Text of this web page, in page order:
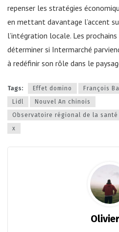
repenser les stratégies
en mettant davantage l’accent
l’intégration locale. Les
déterminer si Intermarché
à redéfinir son rôle dans le
Tags: Effet domino François
Lidl
Nouvel An chinois
Observatoire régional de la santé
x